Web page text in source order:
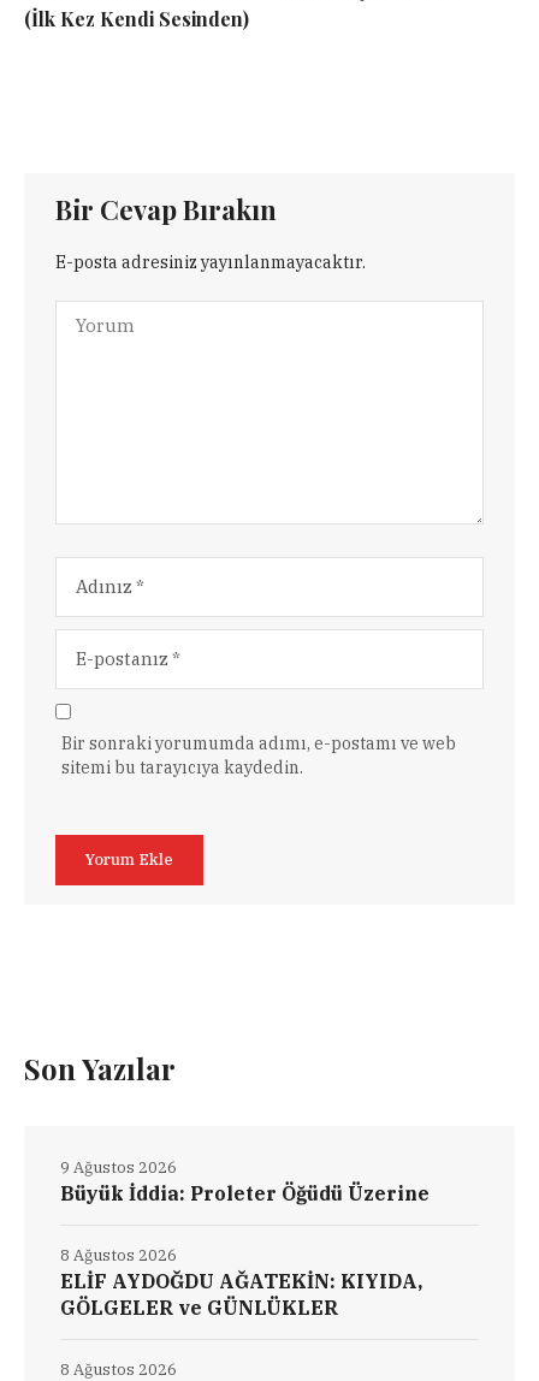
(İlk Kez Kendi Sesinden)
Bir Cevap Bırakın
E-posta adresiniz yayınlanmayacaktır.
Bir sonraki yorumumda adımı, e-postamı ve web
sitemi bu tarayıcıya kaydedin.
Son Yazılar
Büyük İddia: Proleter Öğüdü Üzerine
9 Ağustos 2026
ELİF AYDOĞDU AĞATEKİN: KIYIDA,
GÖLGELER ve GÜNLÜKLER
8 Ağustos 2026
8 Ağustos 2026